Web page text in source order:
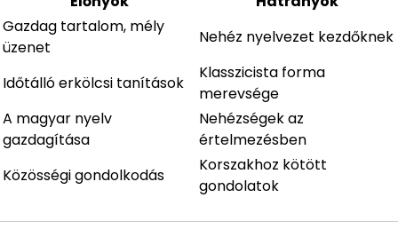
Gazdag tartalom, mély
üzenet
Nehéz nyelvezet kezdőknek
Időtálló erkölcsi tanítások
Klasszicista forma
merevsége
A magyar nyelv
gazdagítása
Nehézségek az
értelmezésben
Közösségi gondolkodás
Korszakhoz kötött
gondolatok